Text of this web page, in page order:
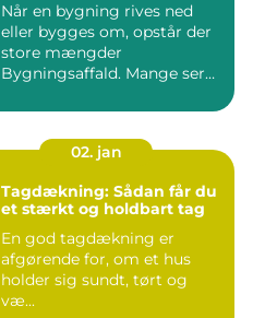
Når en bygning rives ned
eller bygges om, opstår der
store mængder
Bygningsaffald. Mange ser
02. jan
Tagdækning: Sådan får du
et stærkt og holdbart tag
En god tagdækning er
afgørende for, om et hus
holder sig sundt, tørt og
væ...